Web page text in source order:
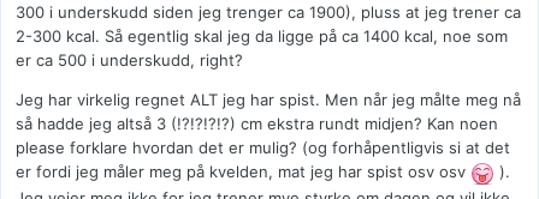
300 i underskudd siden jeg trenger ca 1900), pluss at jeg trener ca
2-300 kcal. Så egentlig skal jeg da ligge på ca 1400 kcal, noe som
er ca 500 i underskudd, right?
Jeg har virkelig regnet ALT jeg har spist. Men når jeg målte meg nå
så hadde jeg altså 3 (!?!?!?!?) cm ekstra rundt midjen? Kan noen
please forklare hvordan det er mulig? (og forhåpentligvis si at det
er fordi jeg måler meg på kvelden, mat jeg har spist osv osv
).